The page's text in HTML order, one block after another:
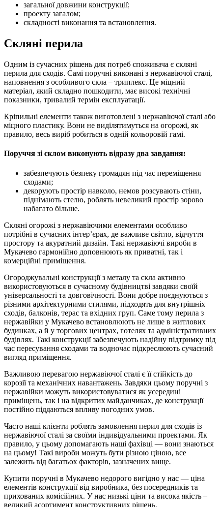
загальної довжини конструкції;
проекту загалом;
складності виконання та встановлення.
Скляні перила
Одним із сучасних рішень для потреб споживача є скляні
перила для сходів. Самі поручні виконані з нержавіючої сталі,
наповнення з особливого скла – триплекс. Це міцний
матеріал, який складно пошкодити, має високі технічні
показники, тривалий термін експлуатації.
Кріпильні елементи також виготовлені з нержавіючої сталі або
міцного пластику. Вони не виділятимуться на огорожі, як
правило, весь виріб робиться в одній кольоровій гамі.
Поруччя зі склом виконують відразу два завдання:
забезпечують безпеку громадян під час переміщення
сходами;
декорують простір навколо, немов розсувають стіни,
піднімають стелю, роблять невеликий простір зорово
набагато більше.
Скляні огорожі з нержавіючими елементами особливо
потрібні в сучасних інтер’єрах, де важливе світло, відчуття
простору та акуратний дизайн. Такі нержавіючі вироби в
Мукачево гармонійно доповнюють як приватні, так і
комерційні приміщення.
Огороджувальні конструкції з металу та скла активно
використовуються в сучасному будівництві завдяки своїй
універсальності та довговічності. Вони добре поєднуються з
різними архітектурними стилями, підходять для внутрішніх
сходів, балконів, терас та вхідних груп. Саме тому перила з
нержавійки у Мукачево встановлюють не лише в житлових
будинках, а й у торгових центрах, готелях та адміністративних
будівлях. Такі конструкції забезпечують надійну підтримку під
час пересування сходами та водночас підкреслюють сучасний
вигляд приміщення.
Важливою перевагою нержавіючої сталі є її стійкість до
корозії та механічних навантажень. Завдяки цьому поручні з
нержавійки можуть використовуватися як усередині
приміщень, так і на відкритих майданчиках, де конструкції
постійно піддаються впливу погодних умов.
Часто наші клієнти роблять замовлення перил для сходів із
нержавіючої сталі за своїми індивідуальними проектами. Як
правило, у цьому допомагають наші фахівці — вони знаються
на цьому! Такі вироби можуть бути різною ціною, все
залежить від багатьох факторів, зазначених вище.
Купити поручні в Мукачево недорого вигідно у нас — ціна
елементів конструкції від виробника, без посередників та
прихованих комісійних. У нас низькі ціни та висока якість –
великий асортимент конструктивних рішень.